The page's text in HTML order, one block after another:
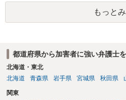
士）が、夫に対して内容証明郵便を送
する可能性があるように思われます。
る女性？）の代理人弁護士へ、実は投
務所であるのか、それとも開示請求者
ですが、もし前者であれば、書類の再
一方、後者であるなら、夫を被告とし
婦関係は良好なのか、あなたが夫へ嘘
もっと
都道府県から加害者に強い弁護士
北海道・東北
北海道
青森県 岩手県 宮城県 秋田県
関東